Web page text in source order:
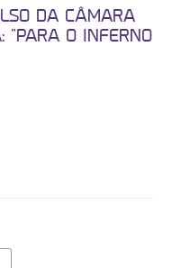
DA CÂMARA
“PARA O INFERNO